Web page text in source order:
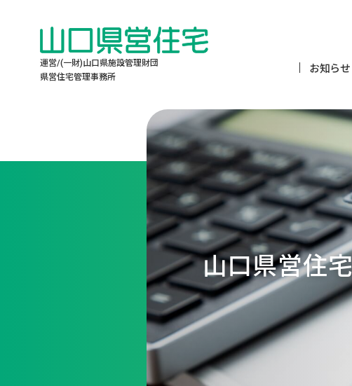
運営/(一財)山口県施設管理財団
県営住宅管理事務所
お知らせ
山口県営住宅